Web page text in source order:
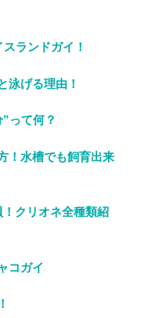
ランドガイ！
泳げる理由！
って何？
！水槽でも飼育出来
！クリオネ全種類紹
コガイ